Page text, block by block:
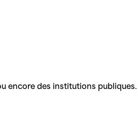
des institutions